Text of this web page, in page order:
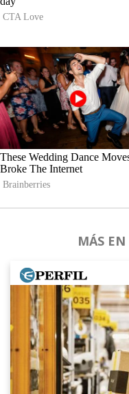
MÁS EN